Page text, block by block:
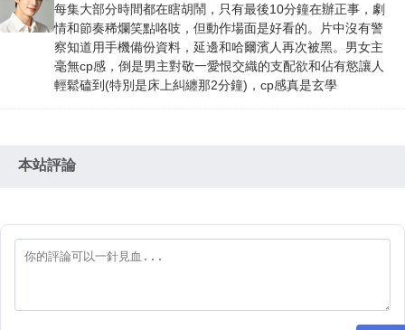
每集大部分時間都在瞎胡鬧，只有最後10分鐘在辦正事，劇
情和節奏稀爛笑點咯吱，但動作場面是好看的。片中沒有警
察知道用手機備份資料，延邊和哈爾濱人再次被黑。男女主
毫無cp感，倒是男主對敬一愛恨交織的支配欲和佔有慾讓人
輕鬆磕到(特別是床上糾纏那2分鐘)，cp感真是玄學
本站評論